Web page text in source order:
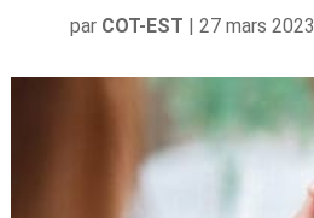
par COT-EST |27 mars 2023